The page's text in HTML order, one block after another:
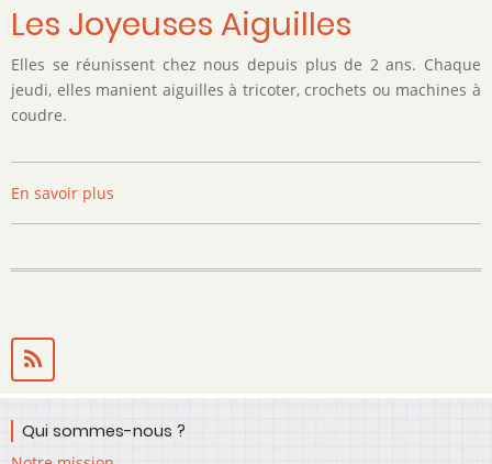
Les Joyeuses Aiguilles
Elles se réunissent chez nous depuis plus de 2 ans. Chaque
jeudi, elles manient aiguilles à tricoter, crochets ou machines à
coudre.
En savoir plus
Aiguilles
Qui sommes-nous ?